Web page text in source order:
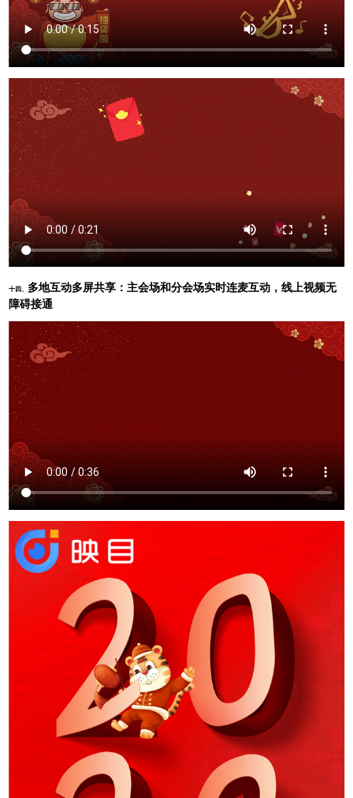
十四、 多地互动多屏共享：主会场和分会场实时连麦互动，线上视频无
障碍接通